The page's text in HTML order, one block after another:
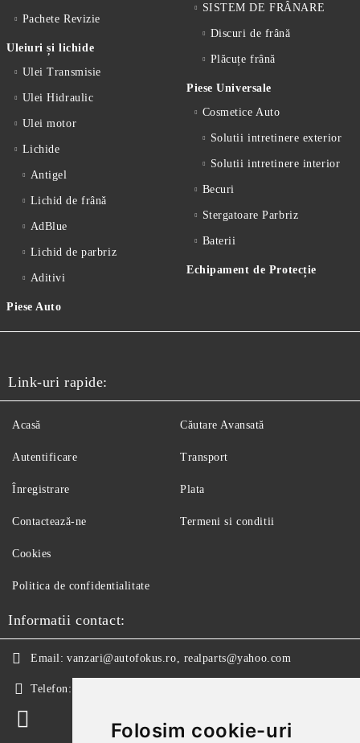
Folosim cookie-uri
Pachete Revizie
Uleiuri și lichide
Ulei Transmisie
Ulei Hidraulic
Ulei motor
Lichide
Antigel
Lichid de frânǎ
AdBlue
Lichid de parbriz
Aditivi
Piese Auto
SISTEM DE FRÂNARE
Discuri de frână
Plăcuțe frână
Piese Universale
Cosmetice Auto
Solutii intretinere exterior
Solutii intretinere interior
Becuri
Stergatoare Parbriz
Baterii
Echipament de Protecție
Link-uri rapide:
Acasă
Autentificare
Înregistrare
Contactează-ne
Căutare Avansată
Transport
Plata
Termeni si conditii
Cookies
Politica de confidentialitate
Informatii contact:
Email: vanzari@autofokus.ro, realparts@yahoo.com
Telefon: